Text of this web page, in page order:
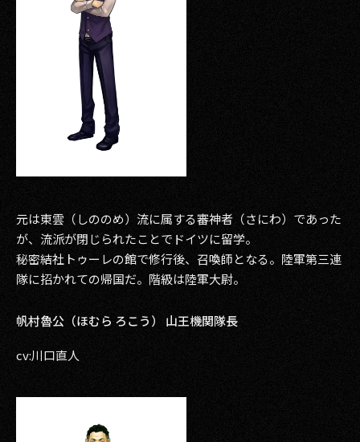
元は東雲（しののめ）流に属する審神者（さにわ）であった
が、流派が閉じられたことでドイツに留学。
秘密結社トゥーレの館で修行後、召喚師となる。陸軍第三連
隊に招かれての帰国だ。階級は陸軍大尉。
帆村魯公（ほむら ろこう） 山王機関隊長
cv:川口直人